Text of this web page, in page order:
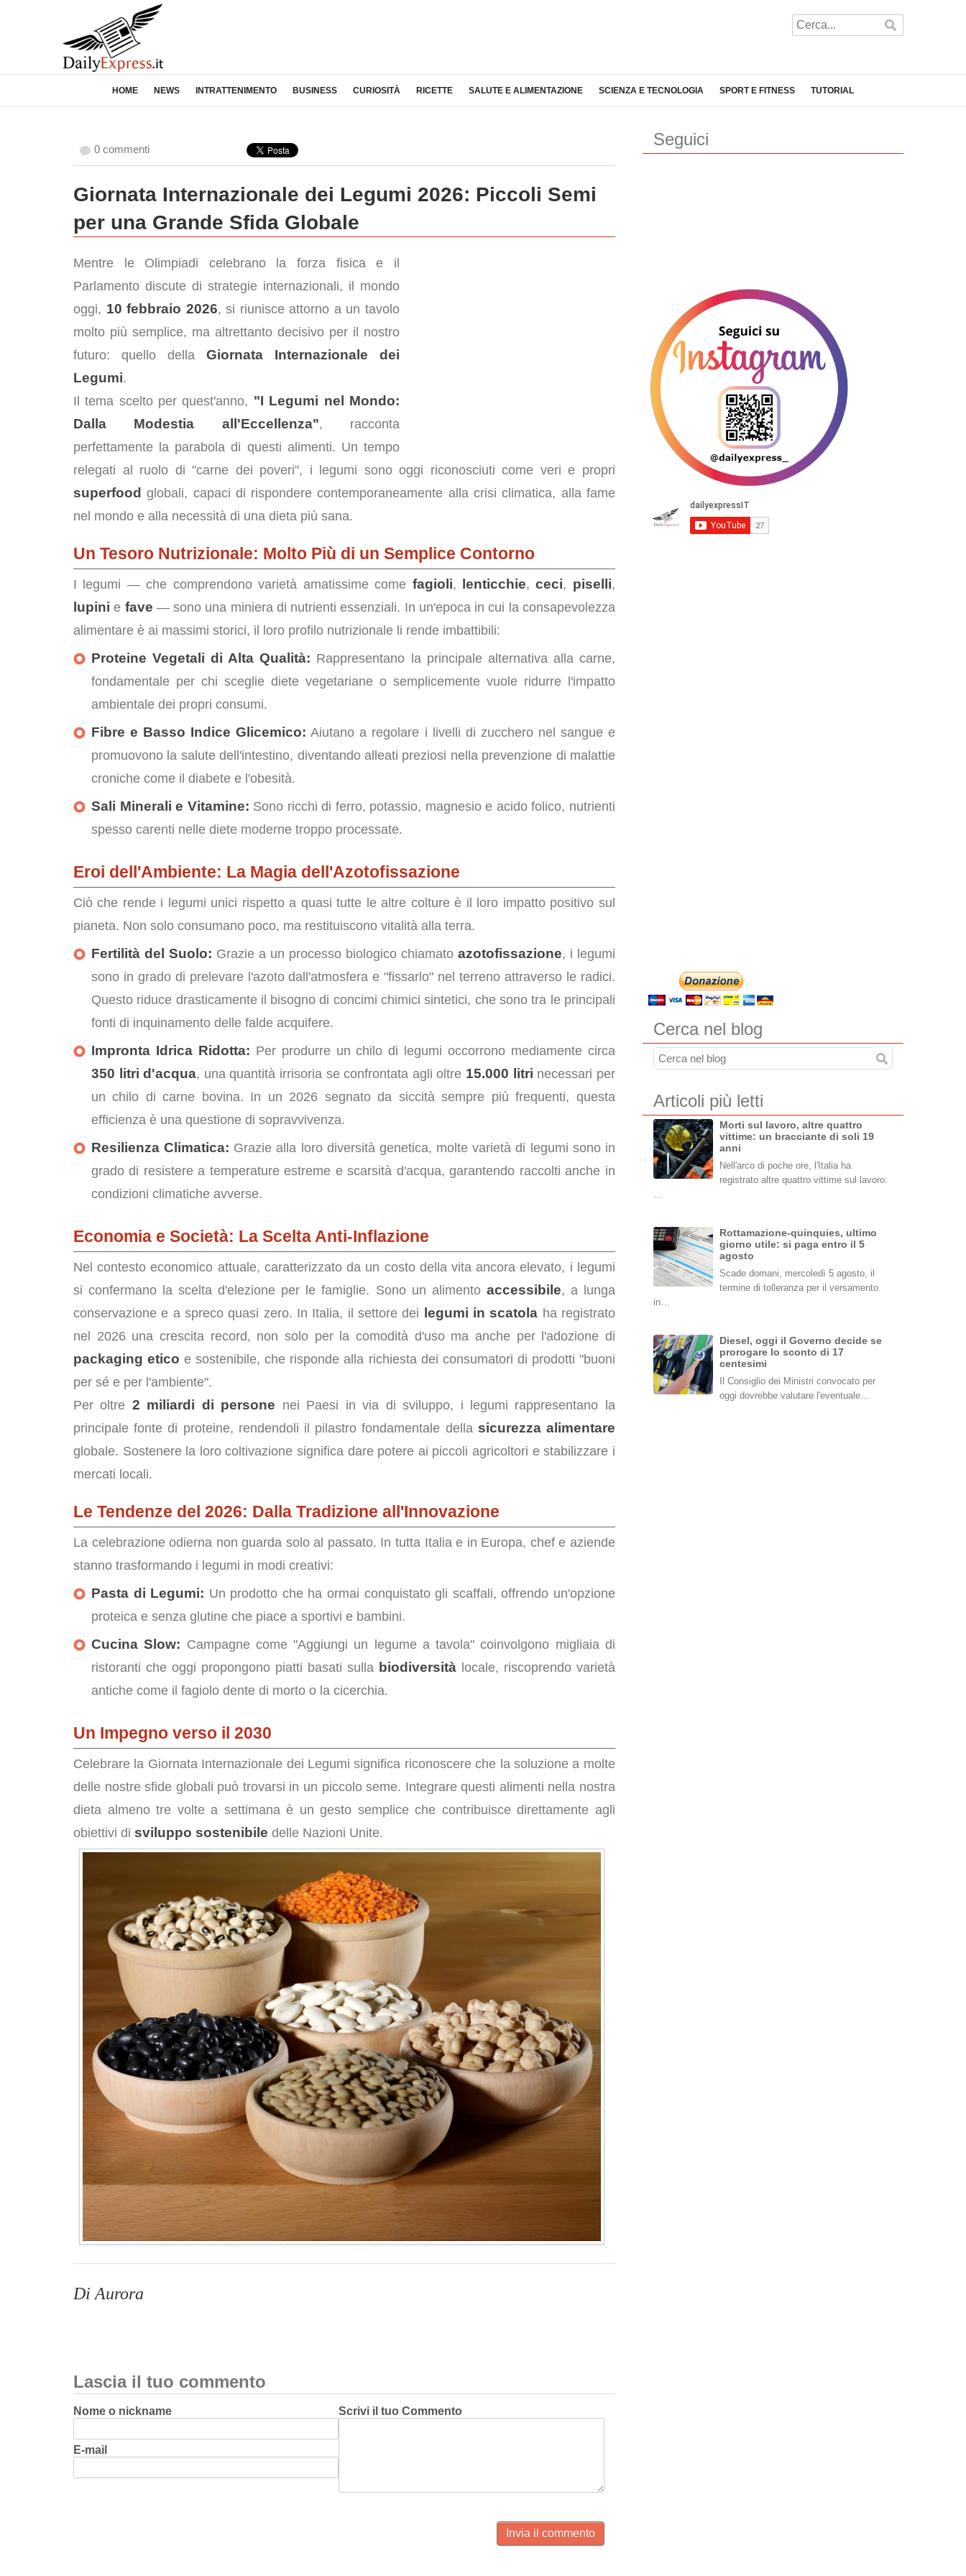
HOME NEWS INTRATTENIMENTO BUSINESS CURIOSITÀ RICETTE SALUTE E ALIMENTAZIONE SCIENZA E TECNOLOGIA SPORT E FITNESS TUTORIAL
0 commenti
Giornata Internazionale dei Legumi 2026: Piccoli Semi
per una Grande Sfida Globale
Mentre le Olimpiadi celebrano la forza fisica e il
Parlamento discute di strategie internazionali, il mondo
oggi, 10 febbraio 2026, si riunisce attorno a un tavolo
molto più semplice, ma altrettanto decisivo per il nostro
futuro: quello della Giornata Internazionale dei
Legumi.
Il tema scelto per quest'anno, "I Legumi nel Mondo:
Dalla Modestia all'Eccellenza", racconta
perfettamente la parabola di questi alimenti. Un tempo
relegati al ruolo di "carne dei poveri", i legumi sono oggi riconosciuti come veri e propri
superfood globali, capaci di rispondere contemporaneamente alla crisi climatica, alla fame
nel mondo e alla necessità di una dieta più sana.
Un Tesoro Nutrizionale: Molto Più di un Semplice Contorno
I legumi — che comprendono varietà amatissime come fagioli, lenticchie,ceci, piselli,
lupini e fave — sono una miniera di nutrienti essenziali. In un'epoca in cui la consapevolezza
alimentare è ai massimi storici, il loro profilo nutrizionale li rende imbattibili:
Proteine Vegetali di Alta Qualità: Rappresentano la principale alternativa alla carne,
fondamentale per chi sceglie diete vegetariane o semplicemente vuole ridurre l'impatto
ambientale dei propri consumi.
Fibre e Basso Indice Glicemico: Aiutano a regolare i livelli di zucchero nel sangue e
promuovono la salute dell'intestino, diventando alleati preziosi nella prevenzione di malattie
croniche come il diabete e l'obesità.
Sali Minerali e Vitamine: Sono ricchi di ferro, potassio, magnesio e acido folico, nutrienti
spesso carenti nelle diete moderne troppo processate.
Eroi dell'Ambiente: La Magia dell'Azotofissazione
Ciò che rende i legumi unici rispetto a quasi tutte le altre colture è il loro impatto positivo sul
pianeta. Non solo consumano poco, ma restituiscono vitalità alla terra.
Fertilità del Suolo: Grazie a un processo biologico chiamato azotofissazione, i legumi
sono in grado di prelevare l'azoto dall'atmosfera e "fissarlo" nel terreno attraverso le radici.
Questo riduce drasticamente il bisogno di concimi chimici sintetici, che sono tra le principali
fonti di inquinamento delle falde acquifere.
Impronta Idrica Ridotta: Per produrre un chilo di legumi occorrono mediamente circa
350 litri d'acqua, una quantità irrisoria se confrontata agli oltre 15.000 litri necessari per
un chilo di carne bovina. In un 2026 segnato da siccità sempre più frequenti, questa
efficienza è una questione di sopravvivenza.
Resilienza Climatica: Grazie alla loro diversità genetica, molte varietà di legumi sono in
grado di resistere a temperature estreme e scarsità d'acqua, garantendo raccolti anche in
condizioni climatiche avverse.
Economia e Società: La Scelta Anti-Inflazione
Nel contesto economico attuale, caratterizzato da un costo della vita ancora elevato, i legumi
si confermano la scelta d'elezione per le famiglie. Sono un alimento accessibile, a lunga
conservazione e a spreco quasi zero. In Italia, il settore dei
legumi in scatola ha registrato
nel 2026 una crescita record, non solo per la comodità d'uso ma anche per l'adozione di
packaging etico e sostenibile, che risponde alla richiesta dei consumatori di prodotti "buoni
per sé e per l'ambiente".
Per oltre 2 miliardi di persone nei Paesi in via di sviluppo, i legumi rappresentano la
principale fonte di proteine, rendendoli il pilastro fondamentale della sicurezza alimentare
globale. Sostenere la loro coltivazione significa dare potere ai piccoli agricoltori e stabilizzare i
mercati locali.
Le Tendenze del 2026: Dalla Tradizione all'Innovazione
La celebrazione odierna non guarda solo al passato. In tutta Italia e in Europa, chef e aziende
stanno trasformando i legumi in modi creativi:
Pasta di Legumi: Un prodotto che ha ormai conquistato gli scaffali, offrendo un'opzione
proteica e senza glutine che piace a sportivi e bambini.
Cucina Slow: Campagne come "Aggiungi un legume a tavola" coinvolgono migliaia di
ristoranti che oggi propongono piatti basati sulla biodiversitàlocale, riscoprendo varietà
antiche come il fagiolo dente di morto o la cicerchia.
Un Impegno verso il 2030
Celebrare la Giornata Internazionale dei Legumi significa riconoscere che la soluzione a molte
delle nostre sfide globali può trovarsi in un piccolo seme. Integrare questi alimenti nella nostra
dieta almeno tre volte a settimana è un gesto semplice che contribuisce direttamente agli
obiettivi di sviluppo sostenibile delle Nazioni Unite.
Di Aurora
Lascia il tuo commento
Nome o nickname
E-mail
Scrivi il tuo Commento
Invia il commento
Seguici
Cerca nel blog
Articoli più letti
Morti sul lavoro, altre quattro
vittime: un bracciante di soli 19
anni
Nell'arco di poche ore, l'Italia ha
registrato altre quattro vittime sul lavoro:
…
Rottamazione-quinquies, ultimo
giorno utile: si paga entro il 5
agosto
Scade domani, mercoledì 5 agosto, il
termine di tolleranza per il versamento
in…
Diesel, oggi il Governo decide se
prorogare lo sconto di 17
centesimi
Il Consiglio dei Ministri convocato per
oggi dovrebbe valutare l'eventuale…